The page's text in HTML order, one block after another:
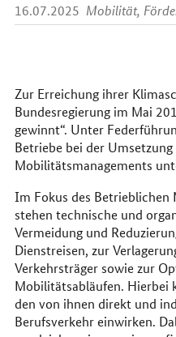
16.07.2025 Mobilität,
uns
im
Internet
Zur Erreichung ihrer
Bundesregierung im Mai
gewinnt“. Unter
Betriebe bei der
Mobilitätsmanagements
Im Fokus des
stehen technische und
Vermeidung und
Dienstreisen, zur
Verkehrsträger sowie zur
Mobilitätsabläufen. Hierbei
den von ihnen direkt und
Berufsverkehr einwirken.